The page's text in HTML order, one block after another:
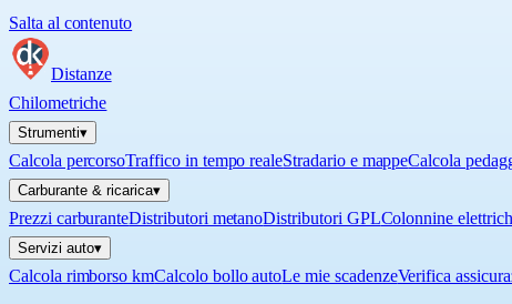
Salta al contenuto
Distanze
Chilometriche
Strumenti▾
Calcola percorsoTraffico in tempo realeStradario e mappeCalcola
Carburante & ricarica▾
Prezzi carburanteDistributori metanoDistributori GPLColonnine
Servizi auto▾
Calcola rimborso kmCalcolo bollo autoLe mie scadenzeVerifica